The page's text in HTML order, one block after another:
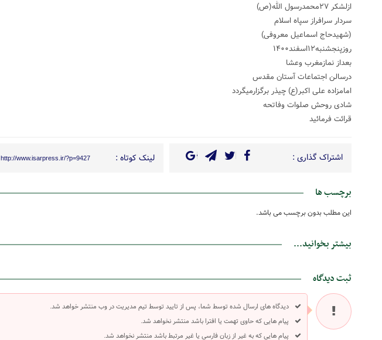
ازلشکر ۲۷محمدرسول الله(ص)
سردار سرافراز سپاه اسلام
(شهیدحاج اسماعیل معروفی)
روزپنجشنبه۱۲اسفند۱۴۰۰
بعداز نمازمغرب وعشا
درسالن اجتماعات آستان مقدس
امامزاده علی اکبر(ع) چیذر برگزارمیگردد
شادی روحش صلوات وفاتحه
قرائت فرمائید
اشتراک گذاری : لینک کوتاه : http://www.isarpress.ir/?p=9427
برچسب ها
این مطلب بدون برچسب می باشد.
بیشتر بخوانید...
ثبت دیدگاه
دیدگاه های ارسال شده توسط شما، پس از تایید توسط تیم مدیریت در وب منتشر خواهد شد.
پیام هایی که حاوی تهمت یا افترا باشد منتشر نخواهد شد.
پیام هایی که به غیر از زبان فارسی یا غیر مرتبط باشد منتشر نخواهد شد.